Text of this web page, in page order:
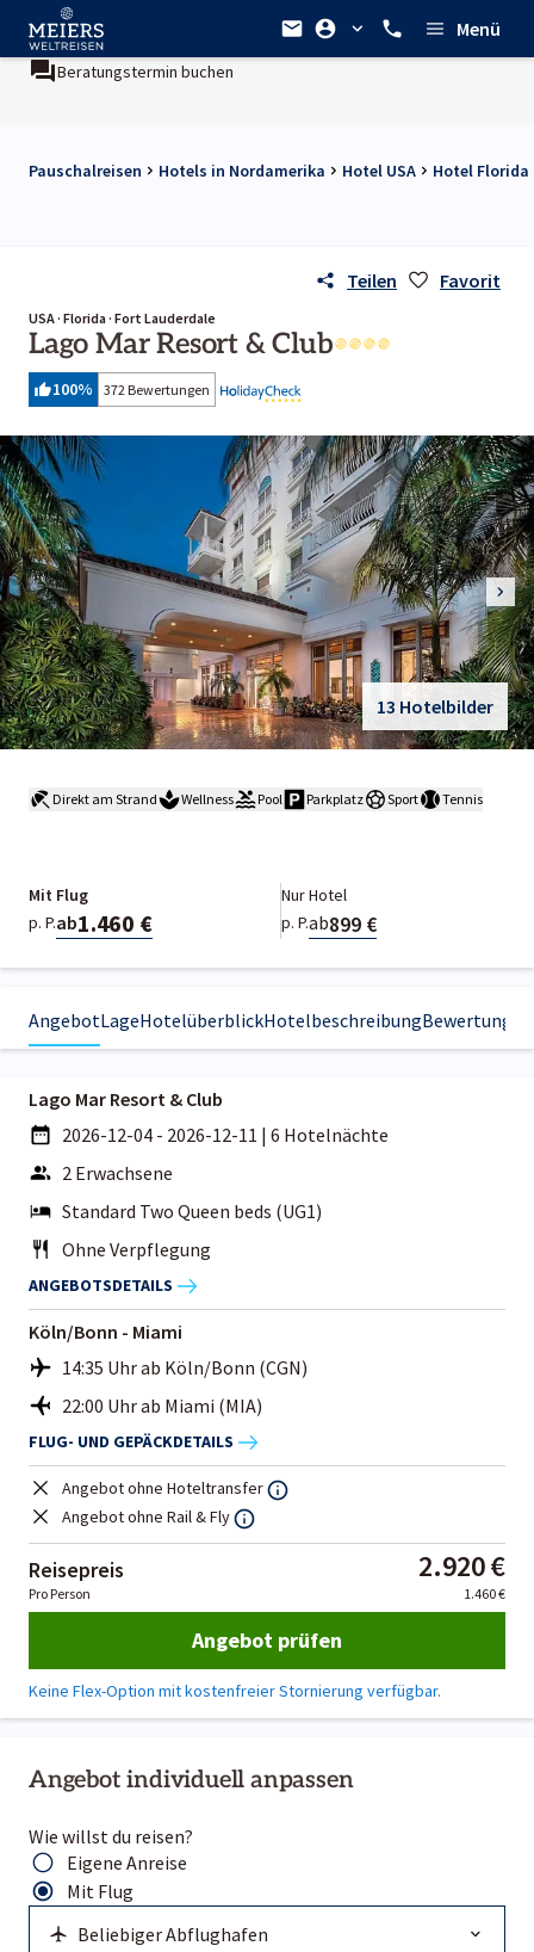
Menü
Beratungstermin buchen
Pauschalreisen Hotels in Nordamerika Hotel USA Hotel Florida
Teilen Favorit
USA · Florida · Fort Lauderdale
Lago Mar Resort & Club
100% 372 Bewertungen
13 Hotelbilder
Direkt am Strand Wellness Pool Parkplatz Sport Tennis
Mit Flug
p. P.ab1.460 €
Nur Hotel
p. P.ab899 €
AngebotLageHotelüberblickHotelbeschreibungBewertungen
Angebot individuell anpassen
Wie willst du reisen?
Eigene Anreise
Mit Flug
Lago Mar Resort & Club
2026-12-04 - 2026-12-11 | 6 Hotelnächte
2 Erwachsene
Standard Two Queen beds (UG1)
Ohne Verpflegung
ANGEBOTSDETAILS
Köln/Bonn - Miami
14:35 Uhr ab Köln/Bonn (CGN)
22:00 Uhr ab Miami (MIA)
FLUG- UND GEPÄCKDETAILS
Angebot ohne Hoteltransfer
Angebot ohne Rail & Fly
Reisepreis 2.920 €
Pro Person 1.460 €
Angebot prüfen
Keine Flex-Option mit kostenfreier Stornierung verfügbar.